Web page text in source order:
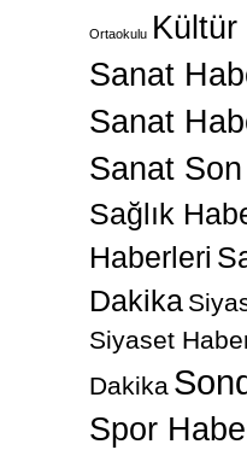
Ortaokulu
Sanat
Sanat
Sanat
Sağlık
Haberleri
Dakika
Siyaset
Dakika
Spor